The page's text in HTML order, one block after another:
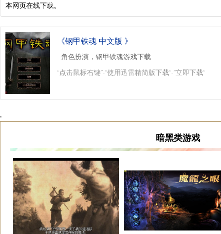
本网页在线下载。
《钢甲铁魂 中文版 》
角色扮演，钢甲铁魂游戏下载
“点击鼠标右键”-“使用迅雷精简版下载”-“立即下载”
暗黑类游戏